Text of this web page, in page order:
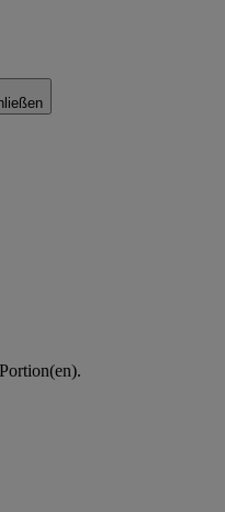
Portion(en).